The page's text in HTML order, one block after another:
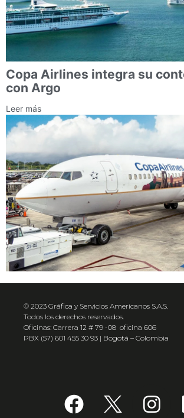
Copa Airlines integra su
con Argo
Leer más
© 2023 Gráfica y Servicios Americanos S.A.S.
Todos los derechos reservados.
Oficinas: Carrera 12 # 79 -08 oficina 606
PBX (57) 601 455 30 93 | Bogotá – Colombia